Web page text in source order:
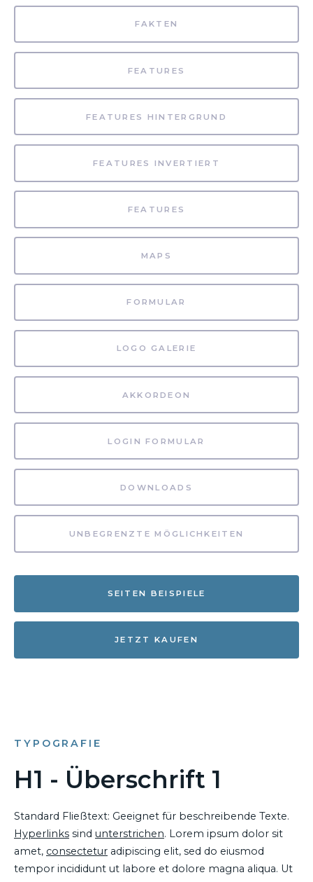
FAKTEN
FEATURES
FEATURES HINTERGRUND
FEATURES INVERTIERT
FEATURES
MAPS
FORMULAR
LOGO GALERIE
AKKORDEON
LOGIN FORMULAR
DOWNLOADS
UNBEGRENZTE MÖGLICHKEITEN
SEITEN BEISPIELE
JETZT KAUFEN
TYPOGRAFIE
H1 - Überschrift 1
Standard Fließtext: Geeignet für beschreibende Texte.
Hyperlinks sind unterstrichen. Lorem ipsum dolor sit
amet, consectetur adipiscing elit, sed do eiusmod
tempor incididunt ut labore et dolore magna aliqua. Ut